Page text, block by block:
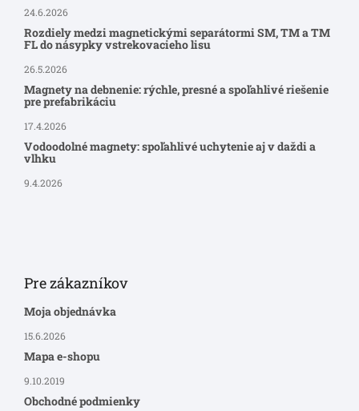
24.6.2026
Rozdiely medzi magnetickými separátormi SM, TM a TM
FL do násypky vstrekovacieho lisu
26.5.2026
Magnety na debnenie: rýchle, presné a spoľahlivé riešenie
pre prefabrikáciu
17.4.2026
Vodoodolné magnety: spoľahlivé uchytenie aj v daždi a
vlhku
9.4.2026
Pre zákazníkov
Moja objednávka
15.6.2026
Mapa e-shopu
9.10.2019
Obchodné podmienky